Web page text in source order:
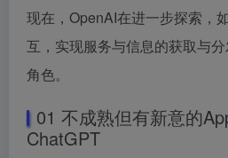
现在，OpenAI在进一步探索，
互，实现服务与信息的获取与
角色。
01 不成熟但有新意的
ChatGPT